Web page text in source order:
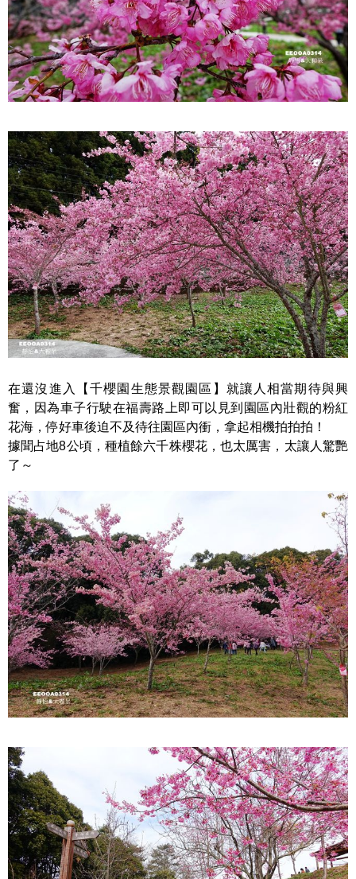
在還沒進入【千櫻園生態景觀園區】就讓人相當期待與興
奮，因為車子行駛在福壽路上即可以見到園區內壯觀的粉紅
花海，停好車後迫不及待往園區內衝，拿起相機拍拍拍！
據聞占地8公頃，種植餘六千株櫻花，也太厲害，太讓人驚艷
了～